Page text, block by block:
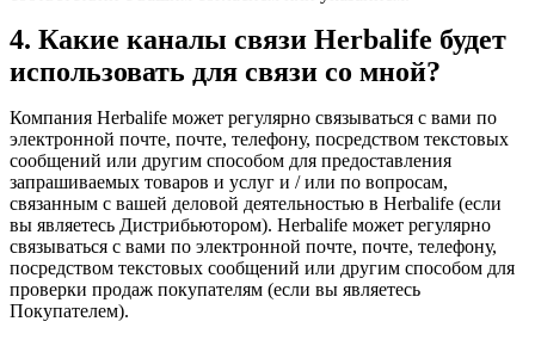
4. Какие каналы связи Herbalife будет
использовать для связи со мной?
Компания Herbalife может регулярно связываться с вами по
электронной почте, почте, телефону, посредством текстовых
сообщений или другим способом для предоставления
запрашиваемых товаров и услуг и / или по вопросам,
связанным с вашей деловой деятельностью в Herbalife (если
вы являетесь Дистрибьютором). Herbalife может регулярно
связываться с вами по электронной почте, почте, телефону,
посредством текстовых сообщений или другим способом для
проверки продаж покупателям (если вы являетесь
Покупателем).